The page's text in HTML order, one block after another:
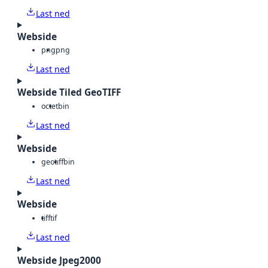
Last ned
Webside
pngpng
Last ned
Webside Tiled GeoTIFF
octetbin
Last ned
Webside
geotiffbin
Last ned
Webside
tifftif
Last ned
Webside Jpeg2000